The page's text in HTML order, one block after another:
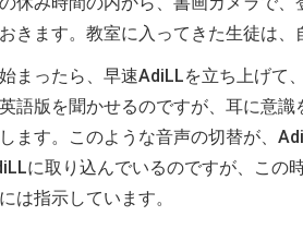
きます。教室に入ってきた生徒は、
まったら、早速AdiLLを立ち上げて
語版を聞かせるのですが、耳に意
ます。このような音声の切替が、
に取り込んでいるのですが、この
は指示しています。